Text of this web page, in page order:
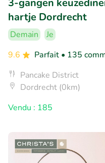
3-gangen
hartje Dordrecht
Demain
Je
9.6
Parfait • 135
Pancake District
Dordrecht (0km)
Vendu : 185